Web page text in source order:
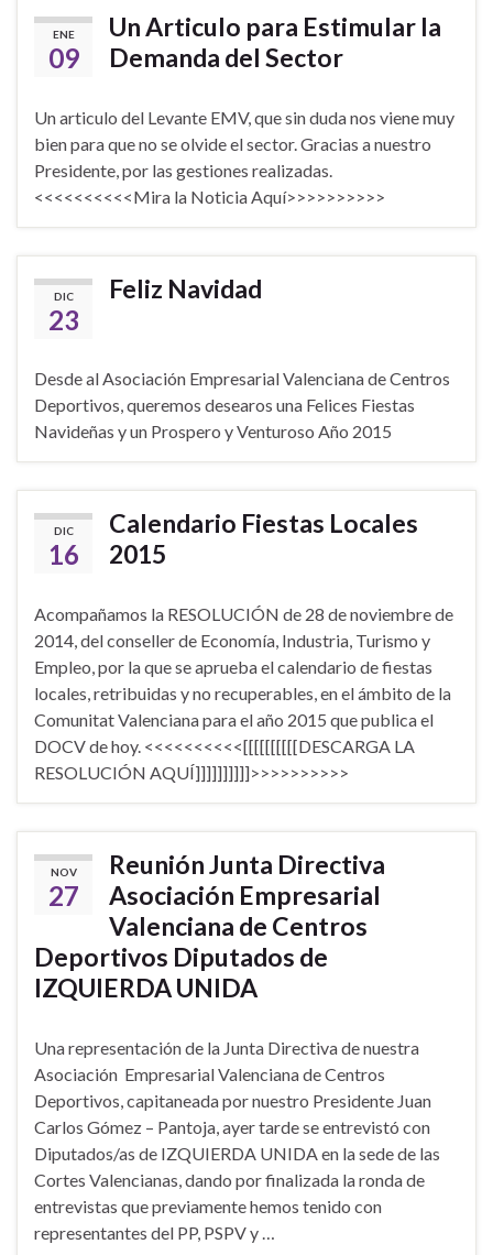
ENE
09
Un Articulo para Estimular la
Demanda del Sector
Un articulo del Levante EMV, que sin duda nos viene muy
bien para que no se olvide el sector. Gracias a nuestro
Presidente, por las gestiones realizadas.
<<<<<<<<<<Mira la Noticia Aquí>>>>>>>>>>
DIC
23
Feliz Navidad
Desde al Asociación Empresarial Valenciana de Centros
Deportivos, queremos desearos una Felices Fiestas
Navideñas y un Prospero y Venturoso Año 2015
DIC
16
Calendario Fiestas Locales
2015
Acompañamos la RESOLUCIÓN de 28 de noviembre de
2014, del conseller de Economía, Industria, Turismo y
Empleo, por la que se aprueba el calendario de fiestas
locales, retribuidas y no recuperables, en el ámbito de la
Comunitat Valenciana para el año 2015 que publica el
DOCV de hoy. <<<<<<<<<<[[[[[[[[[[DESCARGA LA
RESOLUCIÓN AQUÍ]]]]]]]]]]>>>>>>>>>>
NOV
27
Reunión Junta Directiva
Asociación Empresarial
Valenciana de Centros
Deportivos Diputados de
IZQUIERDA UNIDA
Una representación de la Junta Directiva de nuestra
Asociación Empresarial Valenciana de Centros
Deportivos, capitaneada por nuestro Presidente Juan
Carlos Gómez – Pantoja, ayer tarde se entrevistó con
Diputados/as de IZQUIERDA UNIDA en la sede de las
Cortes Valencianas, dando por finalizada la ronda de
entrevistas que previamente hemos tenido con
representantes del PP, PSPV y …